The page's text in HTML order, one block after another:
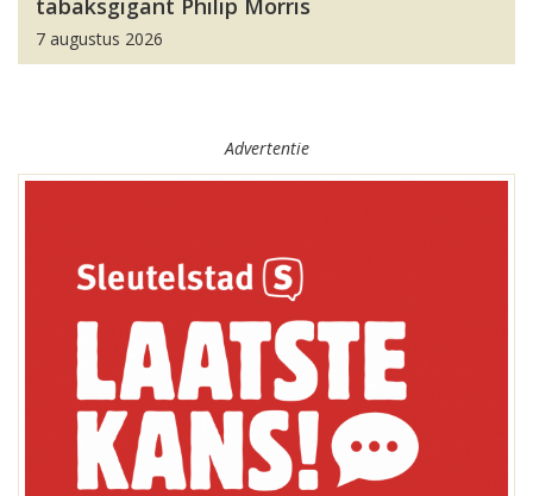
tabaksgigant Philip Morris
7 augustus 2026
Advertentie